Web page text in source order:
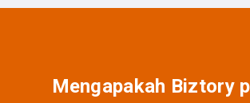
Mengapakah Biztory